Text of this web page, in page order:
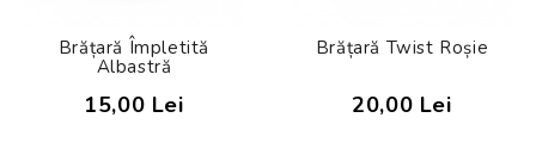
Brățară Împletită
Albastră
15,00 Lei
Brățară Twist Roșie
20,00 Lei